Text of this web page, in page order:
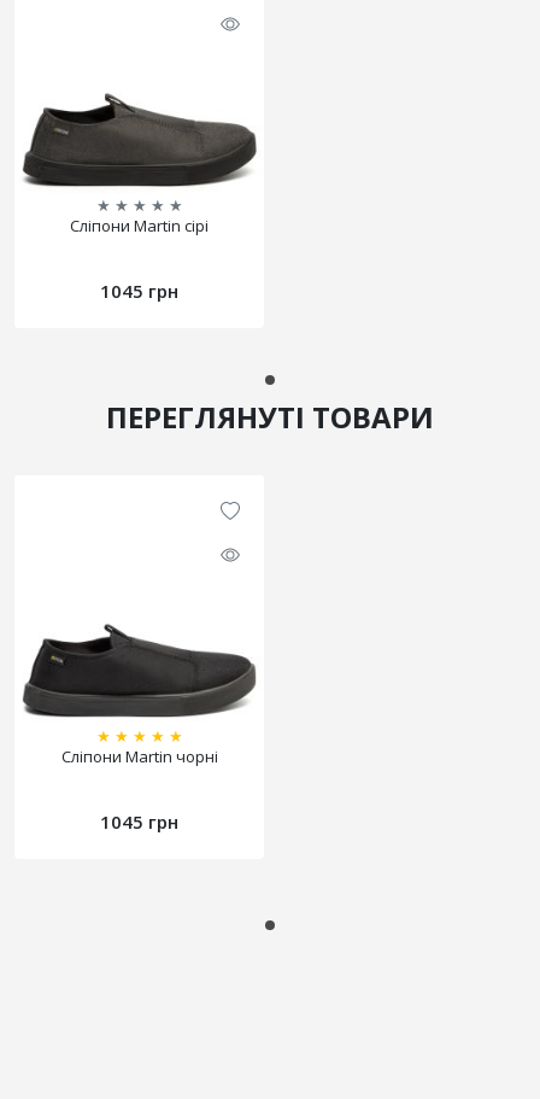
★ ★ ★ ★ ★
Сліпони Martin сірі
1045 грн
ПЕРЕГЛЯНУТІ ТОВАРИ
★ ★ ★ ★ ★
Сліпони Martin чорні
1045 грн